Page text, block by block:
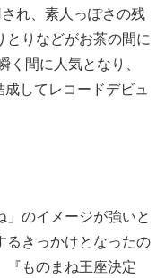
れ、素人っぽさの残
とりなどがお茶の間に
く間に人気となり、
してレコードデビュ
のイメージが強いと
るきっかけとなったの
『ものまね王座決定